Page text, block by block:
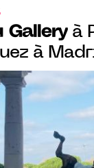
Galleryà
à
deux
Le